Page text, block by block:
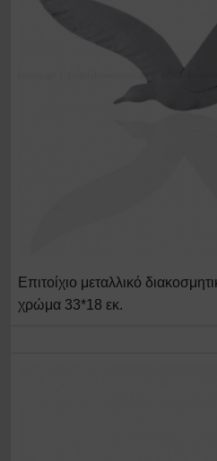
+ΣΤΟ
Επιτοίχιο μεταλλικό
χρώμα 33*18 εκ.